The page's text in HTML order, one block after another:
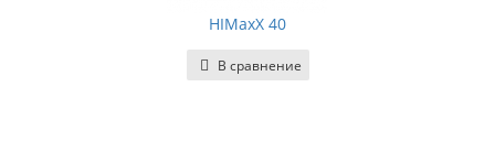
HIMaxX 40
В сравнение